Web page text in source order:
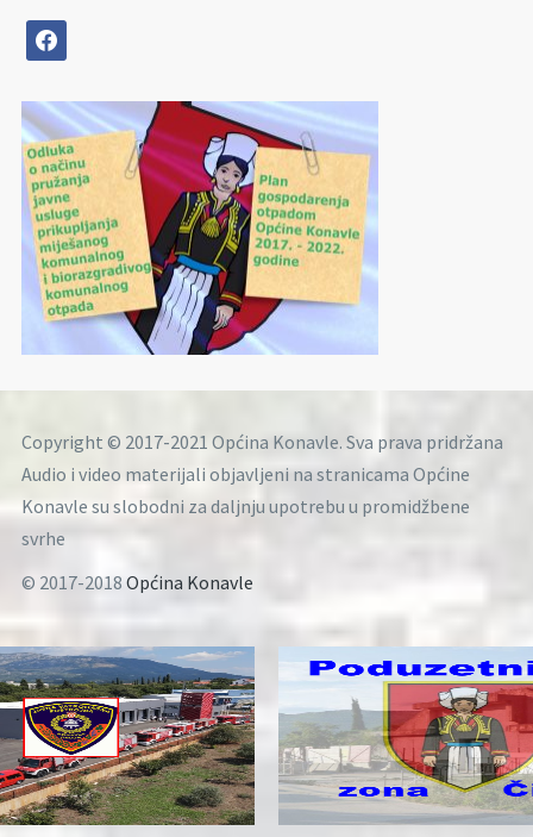
facebook
Copyright © 2017-2021 Općina Konavle. Sva prava pridržana
Audio i video materijali objavljeni na stranicama Općine
Konavle su slobodni za daljnju upotrebu u promidžbene
svrhe
© 2017-2018 Općina Konavle